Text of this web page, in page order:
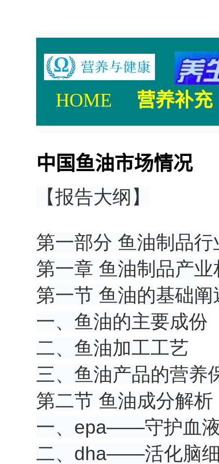
HOME 营养补充
中国鱼油市场情况
【报告大纲】
第一部分 鱼油制品
第一章 鱼油制品产业
第一节 鱼油的基础阐
一、鱼油的主要成份
二、鱼油加工工艺
三、鱼油产品的营养
第二节 鱼油成分解析
一、epa——守护血
二、dha——活化脑